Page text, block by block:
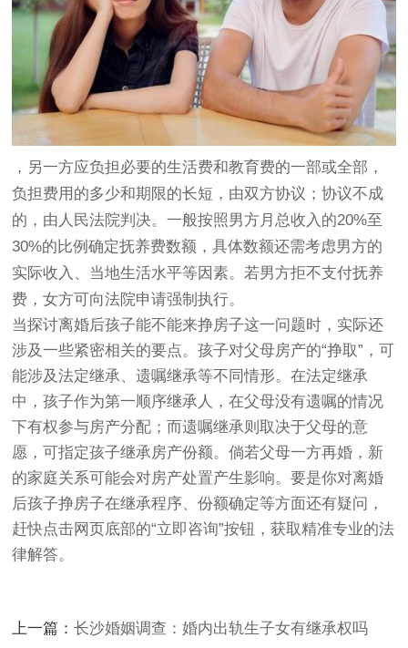
，另一方应负担必要的生活费和教育费的一部或全部，
负担费用的多少和期限的长短，由双方协议；协议不成
的，由人民法院判决。一般按照男方月总收入的20%至
30%的比例确定抚养费数额，具体数额还需考虑男方的
实际收入、当地生活水平等因素。若男方拒不支付抚养
费，女方可向法院申请强制执行。
当探讨离婚后孩子能不能来挣房子这一问题时，实际还
涉及一些紧密相关的要点。孩子对父母房产的“挣取”，可
能涉及法定继承、遗嘱继承等不同情形。在法定继承
中，孩子作为第一顺序继承人，在父母没有遗嘱的情况
下有权参与房产分配；而遗嘱继承则取决于父母的意
愿，可指定孩子继承房产份额。倘若父母一方再婚，新
的家庭关系可能会对房产处置产生影响。要是你对离婚
后孩子挣房子在继承程序、份额确定等方面还有疑问，
赶快点击网页底部的“立即咨询”按钮，获取精准专业的法
律解答。
上一篇：长沙婚姻调查：婚内出轨生子女有继承权吗